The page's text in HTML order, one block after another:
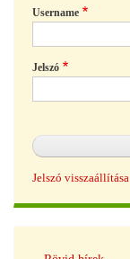
Username
Jelszó
Jelszó visszaállítása